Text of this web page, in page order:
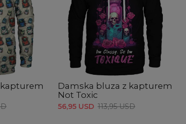
Damska bluza z kapturem
Not Toxic
56,95 USD 113,95 USD